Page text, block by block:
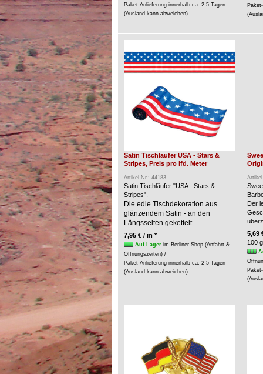
Paket-Anlieferung innerhalb ca. 2-5 Tagen
(Ausland kann abweichen).
Satin Tischläufer USA - Stars &
Stripes, Preis pro lfd. Meter
Artikel-Nr.: 44183
Satin Tischläufer "USA - Stars &
Stripes".
Die edle Tischdekoration aus
glänzendem Satin - an den
Längsseiten gekettelt.
7,95 € / m *
Auf Lagerim Berliner Shop (Anfahrt &
Öffnungszeiten) /
Paket-Anlieferung innerhalb ca. 2-5 Tagen
(Ausland kann abweichen).
Der
5,69
100